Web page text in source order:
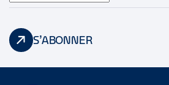
S’ABONNER